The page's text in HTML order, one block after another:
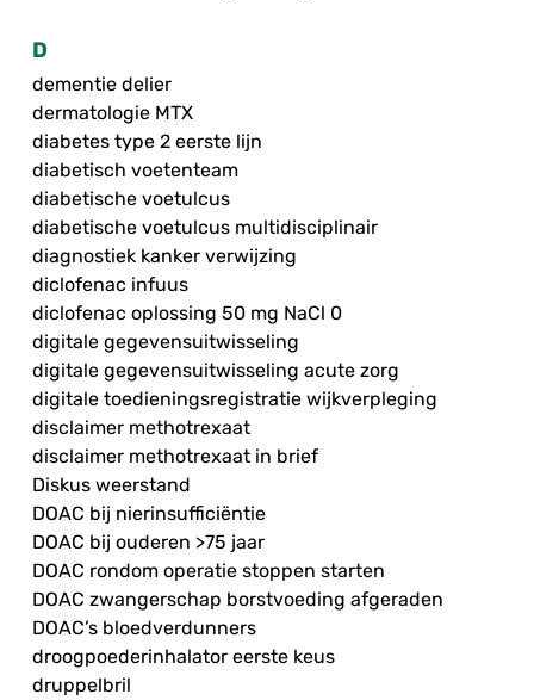
D
dementie delier
dermatologie MTX
diabetes type 2 eerste lijn
diabetisch voetenteam
diabetische voetulcus
diabetische voetulcus multidisciplinair
diagnostiek kanker verwijzing
diclofenac infuus
diclofenac oplossing 50 mg NaCl 0
digitale gegevensuitwisseling
digitale gegevensuitwisseling acute zorg
digitale toedieningsregistratie wijkverpleging
disclaimer methotrexaat
disclaimer methotrexaat in brief
Diskus weerstand
DOAC bij nierinsufficiëntie
DOAC bij ouderen >75 jaar
DOAC rondom operatie stoppen starten
DOAC zwangerschap borstvoeding afgeraden
DOAC’s bloedverdunners
droogpoederinhalator eerste keus
druppelbril